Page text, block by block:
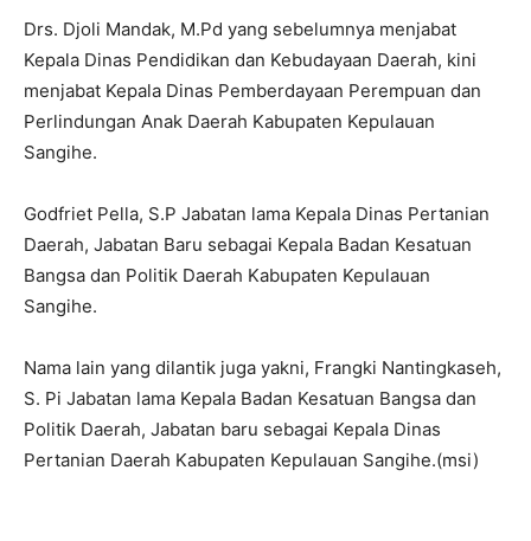
Drs. Djoli Mandak, M.Pd yang sebelumnya menjabat
Kepala Dinas Pendidikan dan Kebudayaan Daerah, kini
menjabat Kepala Dinas Pemberdayaan Perempuan dan
Perlindungan Anak Daerah Kabupaten Kepulauan
Sangihe.
Godfriet Pella, S.P Jabatan lama Kepala Dinas Pertanian
Daerah, Jabatan Baru sebagai Kepala Badan Kesatuan
Bangsa dan Politik Daerah Kabupaten Kepulauan
Sangihe.
Nama lain yang dilantik juga yakni, Frangki Nantingkaseh,
S. Pi Jabatan lama Kepala Badan Kesatuan Bangsa dan
Politik Daerah, Jabatan baru sebagai Kepala Dinas
Pertanian Daerah Kabupaten Kepulauan Sangihe.(msi)